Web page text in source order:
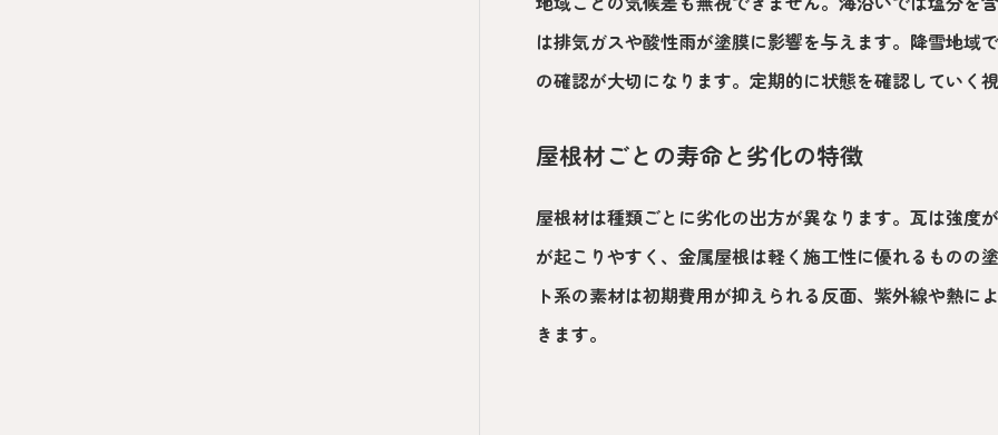
は排気ガスや酸性雨が塗膜に影響を与えます。降雪地域
の確認が大切になります。定期的に状態を確認していく
屋根材ごとの寿命と劣化の特徴
屋根材は種類ごとに劣化の出方が異なります。瓦は強度
が起こりやすく、金属屋根は軽く施工性に優れるものの
ト系の素材は初期費用が抑えられる反面、紫外線や熱に
きます。